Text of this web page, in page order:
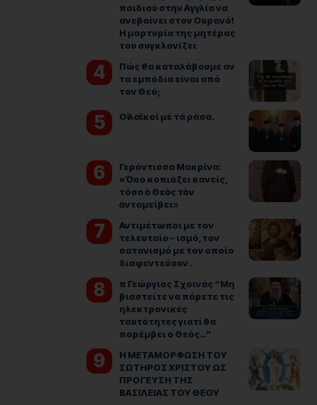
παιδιού στην Αγγλία να
ανεβαίνει στον Ουρανό!
Η μαρτυρία της μητέρας
του συγκλονίζει
Πώς θα καταλάβουμε αν
τα εμπόδια είναι από
τον Θεό;
Οἱ λαϊκοί μέ τά ράσα.
Γερόντισσα Μακρίνα:
«Ὅσο κοπιάζει κανείς,
τόσο ὁ Θεὸς τὸν
ἀνταμείβει»
Αντιμέτωποι με τον
τελευταίο – ισμό, τον
σατανισμό με τον οποίο
διαφεντεύουν .
π Γεώργιος Σχοινάς “Μη
βιαστείτε να πάρετε τις
ηλεκτρονικές
ταυτότητες γιατί θα
παρέμβει ο Θεός…”
Η ΜΕΤΑΜΟΡΦΩΣΗ ΤΟΥ
ΣΩΤΗΡΟΣ ΧΡΙΣΤΟΥ ΩΣ
ΠΡΟΓΕΥΣΗ ΤΗΣ
ΒΑΣΙΛΕΙΑΣ ΤΟΥ ΘΕΟΥ